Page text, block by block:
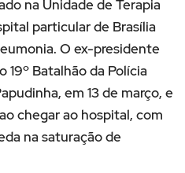
na Unidade de Terapia
particular de Brasília
O ex-presidente
19º Batalhão da Polícia
em 13 de março, e
chegar ao hospital, com
na saturação de